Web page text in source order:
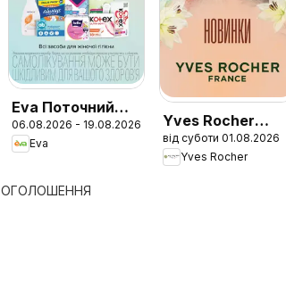
Eva Поточний
каталог
06.08.2026 - 19.08.2026
Eva
Yves Rocher
Поточний
каталог
від суботи 01.08.2026
Yves Rocher
ОГОЛОШЕННЯ